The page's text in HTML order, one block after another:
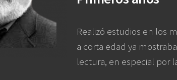
Realizó estudios en los
a corta edad ya
lectura, en especial por